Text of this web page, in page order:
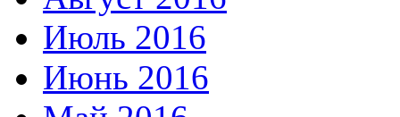
Июль 2016
Июнь 2016